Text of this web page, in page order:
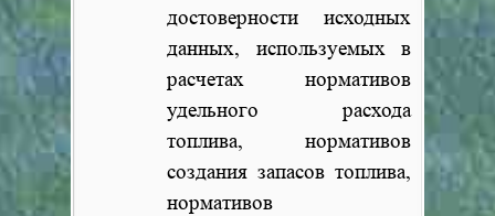
достоверности исходных
данных, используемых в
расчетах нормативов
удельного расхода
топлива, нормативов
создания запасов топлива,
нормативов